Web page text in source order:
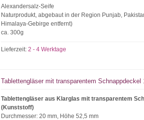
Alexandersalz-Seife
Naturprodukt, abgebaut in der Region Punjab,
Himalaya-Gebirge entfernt)
ca. 300g
Lieferzeit:2 - 4 Werktage
Tablettengläser mit transparentem Schnappdeckel
Tablettengläser aus Klarglas mit transparentem
(Kunststoff)
Durchmesser: 20 mm, Höhe 52,5 mm